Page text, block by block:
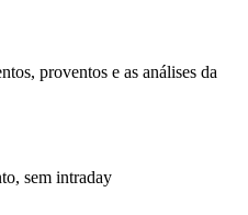
proventos e as análises da
sem intraday